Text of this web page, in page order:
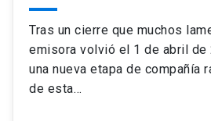
Tras un cierre que muchos
emisora volvió el 1 de abril de
una nueva etapa de compañía
de esta…